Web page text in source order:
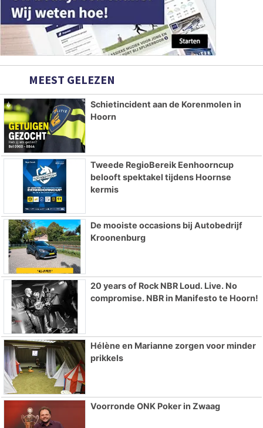
MEEST GELEZEN
Schietincident aan de Korenmolen in
Hoorn
Tweede RegioBereik Eenhoorncup
belooft spektakel tijdens Hoornse
kermis
De mooiste occasions bij Autobedrijf
Kroonenburg
20 years of Rock NBR Loud. Live. No
compromise. NBR in Manifesto te Hoorn!
Hélène en Marianne zorgen voor minder
prikkels
Voorronde ONK Poker in Zwaag